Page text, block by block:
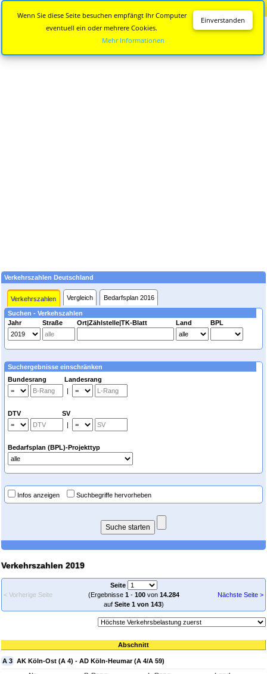
Verkehrszahlen Deutschland
Verkehrszahlen Vergleich Bedarfsplan 2016
Suchen - Verkehszahlen
Jahr
Straße Ort|Zählstelle|TK-Blatt Land BPL
Suchergebnisse einschränken
Bundesrang Landesrang
|
DTV SV
|
Bedarfsplan (BPL)-Projekttyp
Infos anzeigen Suchbegriffe hervorheben
Verkehrszahlen 2019
< Vorherige Seite
Seite
(Ergebnisse 1- 100von 14.284
auf Seite 1 von 143)
Nächste Seite >
Abschnitt
A 3 AK Köln-Ost (A 4) - AD Köln-Heumar (A 4/A 59)
Einverstanden
Wenn Sie diese Seite besuchen empfängt Ihr Computer
eventuell ein oder mehrere Cookies.
Mehr Informationen